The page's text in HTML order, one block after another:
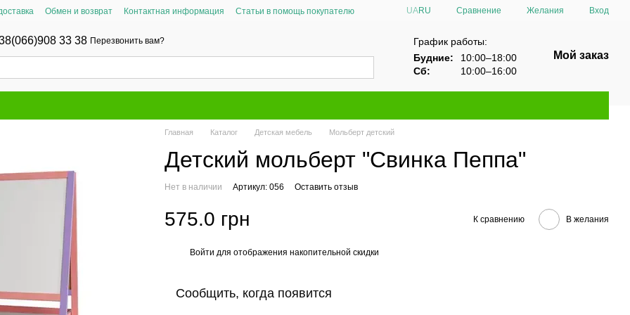
Обмен и возврат Контактная информация
Статьи в помощь покупателю
UARU Сравнение Желания Вход
33 38 Перезвонить вам?
График работы:
Будние:
10:00–18:00
Сб:
10:00–16:00
Мой заказ
Главная Каталог Детская мебель Мольберт детский
Детский мольберт "Свинка Пеппа"
Нет в наличии Артикул: 056 Оставить отзыв
575.0 грн К сравнению В желания
Войти для отображения накопительной скидки
Сообщить, когда появится